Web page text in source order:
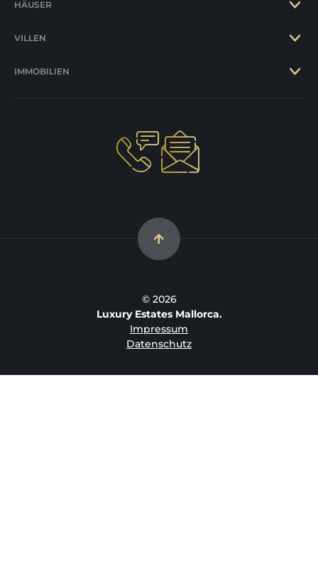
HÄUSER
VILLEN
IMMOBILIEN
© 2026
Luxury Estates Mallorca.
Impressum
Datenschutz